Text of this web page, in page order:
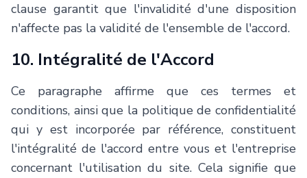
clause garantit que l'invalidité d'une disposition
n'affecte pas la validité de l'ensemble de l'accord.
10. Intégralité de l'Accord
Ce paragraphe affirme que ces termes et
conditions, ainsi que la politique de confidentialité
qui y est incorporée par référence, constituent
l'intégralité de l'accord entre vous et l'entreprise
concernant l'utilisation du site. Cela signifie que